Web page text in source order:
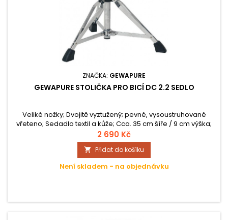
ZNAČKA: GEWAPURE
GEWAPURE STOLIČKA PRO BICÍ DC 2.2 SEDLO
Veliké nožky; Dvojitě vyztužený; pevné, vysoustruhované
vřeteno; Sedadlo textil a kůže; Cca. 35 cm šíře / 9 cm výška;
Výška cca. 43 cm / 69 cm; Cca. 4,9 kg;
2 690 Kč
 Přidat do košíku
Není skladem - na objednávku